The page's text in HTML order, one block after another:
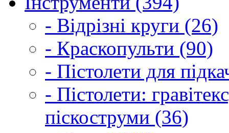
- Відрізні круги (26)
- Краскопульти (90)
- Пістолети для
- Пістолети:
піскоструми (36)